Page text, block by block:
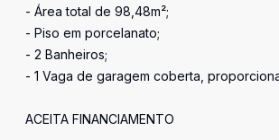
- Área total de 98,48m²;
- Piso em porcelanato;
- 2 Banheiros;
- 1 Vaga de garagem coberta,
ACEITA FINANCIAMENTO